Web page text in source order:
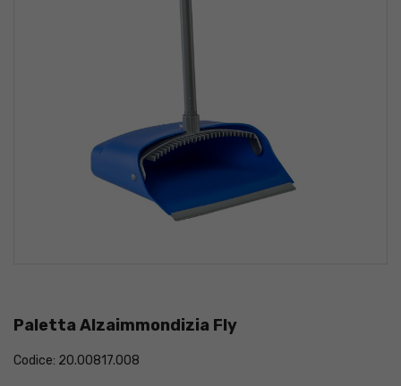
Paletta Alzaimmondizia Fly
Codice: 20.00817.008